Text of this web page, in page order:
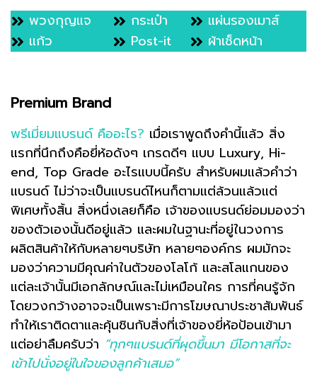
พวงกุญแจ กระเป๋า
แผ่นรองเมาส์
แก้ว
Post-it ผ้าเช็ดหน้า
Premium Brand
พรีเมี่ยมแบรนด์ คืออะไร? เมื่อเราพูดถึงคำนี้แล้ว สิ่ง
แรกที่นึกถึงคือยี่ห้อดังๆ เกรดดีๆ แบบ Luxury, Hi-
end, Top Grade อะไรแบบนี้ครับ สำหรับผมแล้วคำว่า
แบรนด์ ไม่ว่าจะเป็นแบรนด์ไหนก็ตามแต่ล้วนแล้วแต่
พิเศษทั้งสิ้น สิ่งหนึ่งเลยก็คือ เจ้าของแบรนด์ย่อมมองว่า
ของตัวเองนั้นดีอยู่แล้ว และผมในฐานะที่อยู่ในวงการ
ผลิตสินค้าให้กับหลายๆบริษัท หลายๆองค์กร ผมมักจะ
มองว่าความมีคุณค่าในตัวของโลโก้ และสโลแกนของ
แต่ละเจ้านั้นมีเอกลักษณ์และไม่เหมือนใคร การที่คนรู้จัก
โดยวงกว้างอาจจะเป็นเพราะมีการโฆษณาประชาสัมพันธ์
ทำให้เราติดตาและคุ้นชินกับสิ่งที่เจ้าของยี่ห้อป้อนเข้ามา
แต่อย่าลืมครับว่า “ทุกๆแบรนด์ที่ผุดขึ้นมา มีโอกาสที่จะ
เข้าไปนั่งอยู่ในใจของลูกค้าเสมอ”